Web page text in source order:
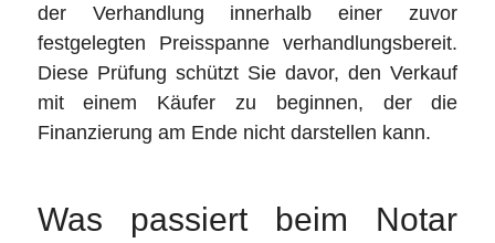
der Verhandlung innerhalb einer zuvor
festgelegten Preisspanne verhandlungsbereit.
Diese Prüfung schützt Sie davor, den Verkauf
mit einem Käufer zu beginnen, der die
Finanzierung am Ende nicht darstellen kann.
Was passiert beim Notar